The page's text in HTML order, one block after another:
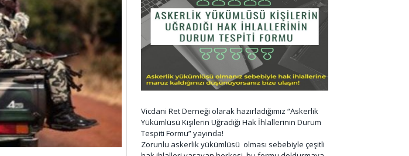
Vicdani Ret Derneği olarak hazırladığımız “Askerlik
Yükümlüsü Kişilerin Uğradığı Hak İhlallerinin Durum
Tespiti Formu” yayında!
Zorunlu askerlik yükümlüsü olması sebebiyle çeşitli